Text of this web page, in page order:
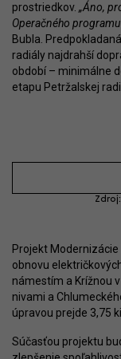
prostriedkov. „Áno,
Operačného
Bubla.
radiály najdrahší
období – minimálne
etapu Petržalskej
Projekt
obnovu
námestím a Krížnou
nivami a
úpravou prejde 3,75
Súčasťou projektu